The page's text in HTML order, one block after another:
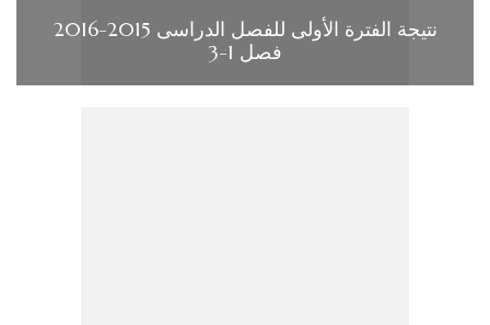
نتيجة الفترة الأولى للفصل الدراسى 2015-2016
فصل 1-3